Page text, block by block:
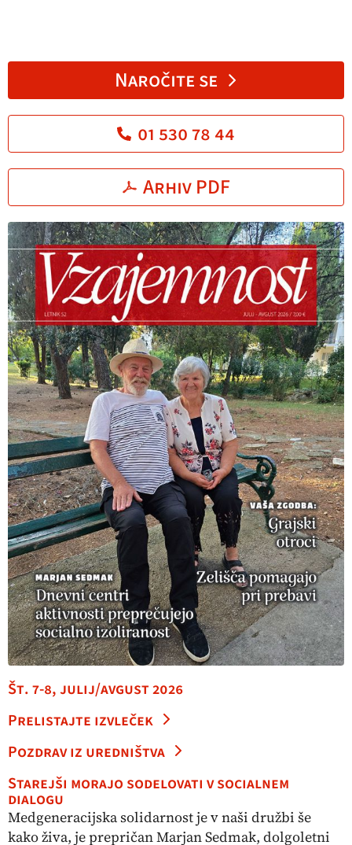
Naročite se
01 530 78 44
Arhiv PDF
Št. 7-8, julij/avgust 2026
Prelistajte izvleček
Pozdrav iz uredništva
Starejši morajo sodelovati v socialnem
dialogu
Medgeneracijska solidarnost je v naši družbi še
kako živa, je prepričan Marjan Sedmak, dolgoletni